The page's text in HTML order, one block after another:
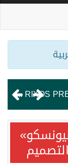
RIXOS HOTELS NAMES SHERIF KASSEB MANAGING DIRECTOR OF RIXOS PREMIUM QETAIFAN ISLAND NORTH
فنادق ريكسوس تعلن تعيين شريف كاسب مديراً عاماً تنفيذياً لريكسوس بريميوم جزيرة قطيفان الشمالية